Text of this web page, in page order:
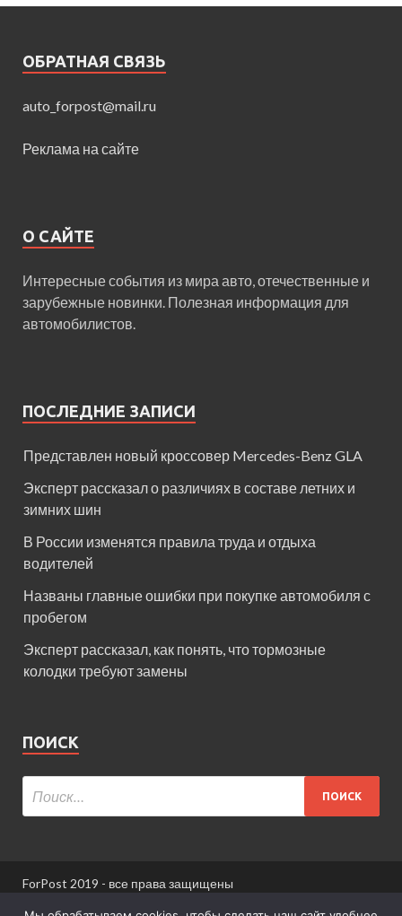
ОБРАТНАЯ СВЯЗЬ
auto_forpost@mail.ru
Реклама на сайте
О САЙТЕ
Интересные события из мира авто, отечественные и
зарубежные новинки. Полезная информация для
автомобилистов.
ПОСЛЕДНИЕ ЗАПИСИ
Представлен новый кроссовер Mercedes-Benz GLA
Эксперт рассказал о различиях в составе летних и
зимних шин
В России изменятся правила труда и отдыха
водителей
Названы главные ошибки при покупке автомобиля с
пробегом
Эксперт рассказал, как понять, что тормозные
колодки требуют замены
ПОИСК
ForPost 2019 - все права защищены
При использовании материалов сайта ссылка